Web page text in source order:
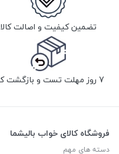
تضمین کیفیت و اصالت کالا
7 روز مهلت تست و بازگشت کالا
فروشگاه کالای خواب بالیشما
دسته های مهم